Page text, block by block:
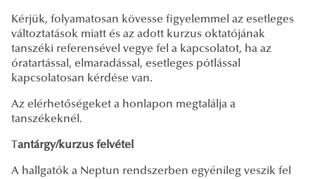
Kérjük, folyamatosan kövesse figyelemmel az esetleges
változtatások miatt és az adott kurzus oktatójának
tanszéki referensével vegye fel a kapcsolatot, ha az
óratartással, elmaradással, esetleges pótlással
kapcsolatosan kérdése van.
Az elérhetőségeket a honlapon megtalálja a
tanszékeknél.
Tantárgy/kurzus felvétel
A hallgatók a Neptun rendszerben egyénileg veszik fel